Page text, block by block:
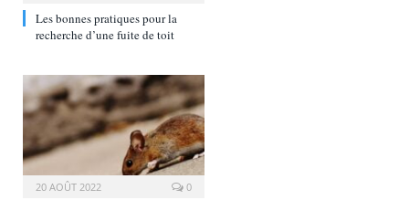
Les bonnes pratiques pour la
recherche d’une fuite de toit
20 AOÛT 2022 0